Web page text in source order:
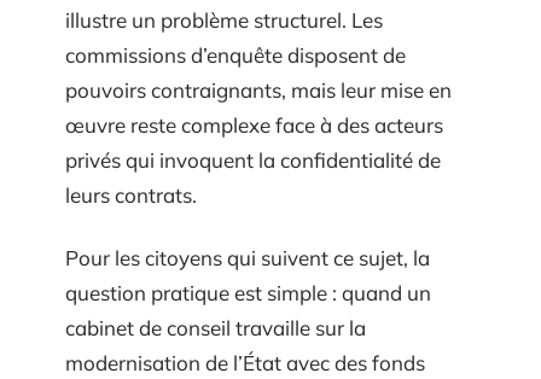
illustre un problème structurel. Les
commissions d’enquête disposent de
pouvoirs contraignants, mais leur mise en
œuvre reste complexe face à des acteurs
privés qui invoquent la confidentialité de
leurs contrats.
Pour les citoyens qui suivent ce sujet, la
question pratique est simple : quand un
cabinet de conseil travaille sur la
modernisation de l’État avec des fonds